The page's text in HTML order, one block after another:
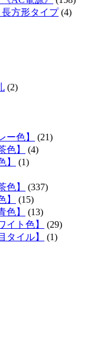
方形タイプ(4)
(2)
ー色】
(21)
色】
(4)
】
(1)
色】
(337)
】
(15)
色】
(13)
イト色】
(29)
タイル】
(1)